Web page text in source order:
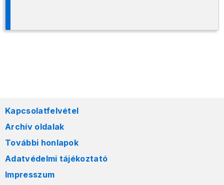
Kapcsolatfelvétel
Archív oldalak
További honlapok
Adatvédelmi tájékoztató
Impresszum